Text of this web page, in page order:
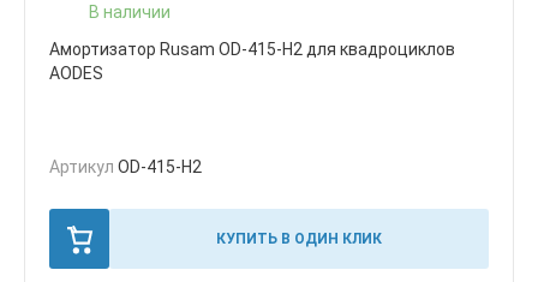
В наличии
Амортизатор Rusam OD-415-Н2 для квадроциклов
AODES
Артикул OD-415-Н2
КУПИТЬ В ОДИН КЛИК